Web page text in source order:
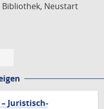
Neustart
Juristisch-